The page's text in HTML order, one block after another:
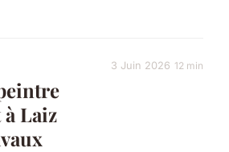
Laiz
3 Juin 2026 12 min